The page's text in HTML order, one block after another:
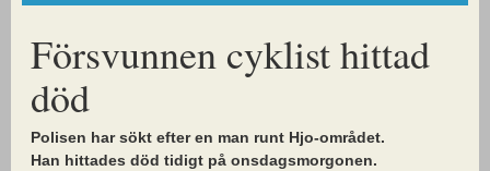
Försvunnen cyklist hittad
död
Polisen har sökt efter en man runt Hjo-området.
Han hittades död tidigt på onsdagsmorgonen.